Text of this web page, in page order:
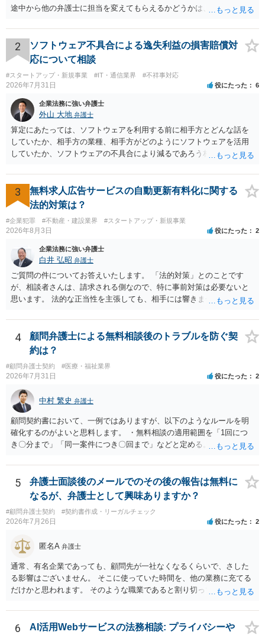
途中から他の弁護士に担当を変えてもらえるかどうかは、当該事務所
が不満を抱いている弁護士を担当にすることは望ましくないため、別
の弁護士に変更するのが通常でしょう。それでも、担当弁護士を変え
てくれない場合は、他の弁護士の担当案件が一般で担当を変えられな
いなどの事情があるかと思います。 担当弁護士が変わらず、仕事内容
も改善されない場合には、決済権限を持つ上司に相談し、顧問契約自
体を見直すのが一番かと思います。
2
ソフトウェア不具合による逸失利益の損害賠償対
応について相談
#スタートアップ・新規事業 #IT・通信業界 #不祥事対応
2026年7月31日 役にたった 6
企業法務に強い弁護士
外山 大地 弁護士
算定にあたっては、ソフトウェアを利用する前に相手方とどんな話を
していたか、相手方の業種、相手方がどのようにソフトウェアを活用
していたか、ソフトウェアの不具合により減るであろう相手方の将来
ます。 すでに王先生からも回答されている通り、最寄りの弁護士に相
談されることをお勧めします。
3
無料求人広告サービスの自動更新有料化に関する
法的対策は？
#企業犯罪 #不動産・建設業界 #スタートアップ・新規事業
2026年8月3日 役にたった 2
企業法務に強い弁護士
白井 弘昭 弁護士
ご質問の件についてお答えいたします。 「法的対策」とのことです
が、相談者さんは、請求される側なので、特に事前対策は必要ないと
思います。 法的な正当性を主張しても、相手には響きません。そもそ
的手段として裁判（おそらく少額訴訟）をするかどうかの問題ですの
で、訴訟を提起してきたら粛々と対応することになります。 少額訴訟
は、１人（１社）年間１０回までしかできないので、こちらが毅然と
支払いを拒否すれば、少額訴訟を提起する可能性は、低いものと思わ
れます。 ただ、裁判を東京などの遠隔地で起こされますと、対応する
だけで費用がかかりますので、難しいところです。 当事者での対応で
すと、押し負けて支払うかもと考えますので、弁護士に依頼するなど
して対応をすれば、より裁判をしてくる可能性は減りますが、当然費
用がかかります。 毅然と拒否して後は裁判するならしてくださいの対
応、弁護士に依頼して同様の対応、裁判してきたら、従業員にて粛々
と対応のどれかを選択することになります。 以上、ご参考まで。
4
顧問弁護士による無料相談後のトラブルを防ぐ契
約は？
#顧問弁護士契約 #医療・福祉業界
2026年7月31日 役にたった 2
中村 繁史 弁護士
顧問契約書において、一例ではありますが、以下のようなルールを明
確化するのがよいと思料します。 ・無料相談の適用範囲を「1回につ
き〇分まで」「同一案件につき〇回まで」などと定める。 ・無料相談
ず、継続して対応する場合は「個別受任（有料契約）」が必要であ
る。 ・無料相談から個別の事件処理へ移行する場合は、弁護士と従業
員との間で必ず個別の委任契約書を締結し、着手金や報酬等の費用体
系を事前に明示する手続を義務付ける。 相談料が無料であっても、法
律相談という法的サービスを提供する以上、弁護士は善良な管理者の
注意をもって対応する義務（善管注意義務）を負うものと思料しま
す。したがって、著しく不誠実な対応、放置、あるいは誤った不当な
回答を繰り返したような場合には、弁護士法上の誠実義務違反や品位
保持違反（弁護士法56条1項）として、弁護士会の懲戒対象となり得る
との理解でよいと考えます。 新たな法律事務所を探す手段について
は、このウェブサイトで探す方法のほか、弁護士会や法律事務所に直
5
弁護士面談後のメールでのその後の報告は無料に
なるが、弁護士として興味ありますか？
#顧問弁護士契約 #契約書作成・リーガルチェック
2026年7月26日 役にたった 2
匿名A 弁護士
通常、有名企業であっても、顧問先が一社なくなるくらいで、さした
る影響はございません。 そこに使っていた時間を、他の業務に充てる
だけかと思われます。 そのような職業であると割り切ってご相談され
相談者様のご意見が反映されることを、お祈りしております。
6
AI活用Webサービスの法務相談: プライバシーや